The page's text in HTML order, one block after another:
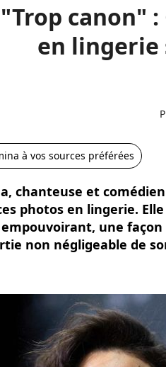
"Trop canon"
en lingerie
à vos sources préférées
chanteuse et
photos en lingerie.
une façon
non négligeable de